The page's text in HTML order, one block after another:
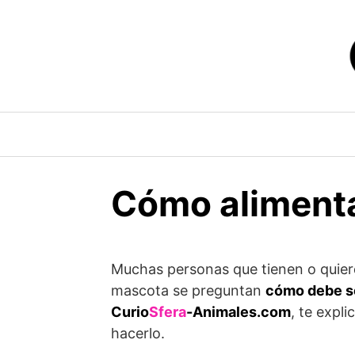
Cómo
Muchas personas que tienen o
mascota se preguntan cómo debe
CurioSfera-Animales.com, te
hacerlo.